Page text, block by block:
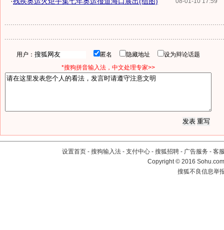
用户： 匿名 隐藏地址
设为辩论话题
*搜狗拼音输入法，中文处理专家>>
设置首页 - 搜狗输入法 - 支付中心 - 搜狐招聘 - 广告服务 - 客
Copyright©2016
搜狐不良信息举